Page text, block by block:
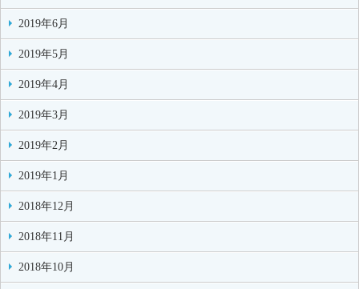
2019年6月
2019年5月
2019年4月
2019年3月
2019年2月
2019年1月
2018年12月
2018年11月
2018年10月